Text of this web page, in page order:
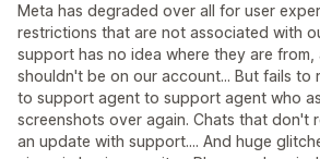
Meta has degraded over all for user
restrictions that are not associated with
support has no idea where they are
shouldn't be on our account... But fails to
to support agent to support agent who
screenshots over again. Chats that don't
an update with support.... And huge